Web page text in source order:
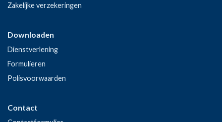
Zakelijke verzekeringen
Downloaden
Dienstverlening
Formulieren
Polisvoorwaarden
Contact